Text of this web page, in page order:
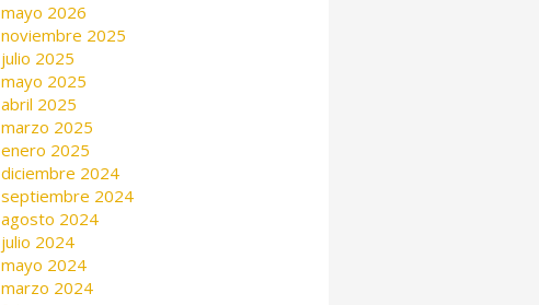
mayo 2026
noviembre 2025
julio 2025
mayo 2025
abril 2025
marzo 2025
enero 2025
diciembre 2024
septiembre 2024
agosto 2024
julio 2024
mayo 2024
marzo 2024